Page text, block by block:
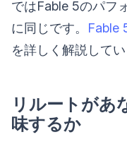
ではFable 5のパフ
に同じです。 Fable
を詳しく解説してい
リルートがあ
味するか